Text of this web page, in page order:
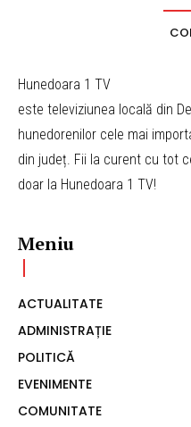
Hunedoara 1 TV
este televiziunea locală din
hunedorenilor cele mai
din județ. Fii la curent cu tot
doar la Hunedoara 1 TV!
Meniu
ACTUALITATE
ADMINISTRAȚIE
POLITICĂ
EVENIMENTE
COMUNITATE